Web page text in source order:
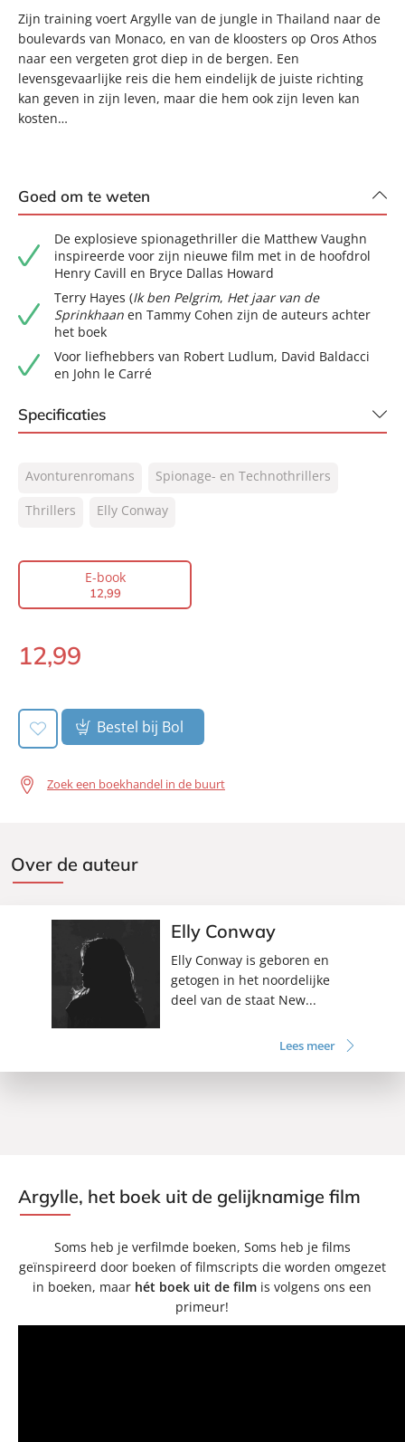
Zijn training voert Argylle van de jungle in Thailand naar de
boulevards van Monaco, en van de kloosters op Oros Athos
naar een vergeten grot diep in de bergen. Een
levensgevaarlijke reis die hem eindelijk de juiste richting
kan geven in zijn leven, maar die hem ook zijn leven kan
kosten…
Goed om te weten
De explosieve spionagethriller die Matthew Vaughn
inspireerde voor zijn nieuwe film met in de hoofdrol
Henry Cavill en Bryce Dallas Howard
Terry Hayes (Ik ben Pelgrim, Het jaar van de
Sprinkhaan en Tammy Cohen zijn de auteurs achter
het boek
Voor liefhebbers van Robert Ludlum, David Baldacci
en John le Carré
Specificaties
NUR:
332
Type:
E-book
Vertaler:
Joost van der Meer, William
Prijs:
99
Uitgever:
Avonturenromans
Spionage- en Technothrillers
Thrillers
Elly Conway
E-book
12,99
E-
12,99
Bestel bij Bol
Zoek een boekhandel in de buurt
Over de auteur
Elly Conway
Elly Conway is geboren en
getogen in het noordelijke
deel van de staat New...
Lees meer
Argylle, het boek uit de gelijknamige film
Soms heb je verfilmde boeken, Soms heb je films
geïnspireerd door boeken of filmscripts die worden omgezet
in boeken, maar hét boek uit de film is volgens ons een
primeur!